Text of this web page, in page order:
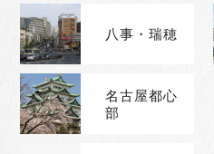
八事・瑞穂
名古屋都心
部